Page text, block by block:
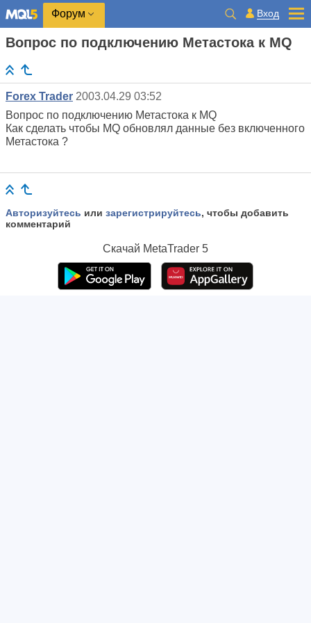
Форум Вход
Вопрос по подключению Метастока к MQ
Forex Trader 2003.04.29 03:52
Вопрос по подключению Метастока к MQ
Как сделать чтобы MQ обновлял данные без включенного
Метастока ?
Авторизуйтесь или зарегистрируйтесь, чтобы добавить
комментарий
Скачай MetaTrader 5